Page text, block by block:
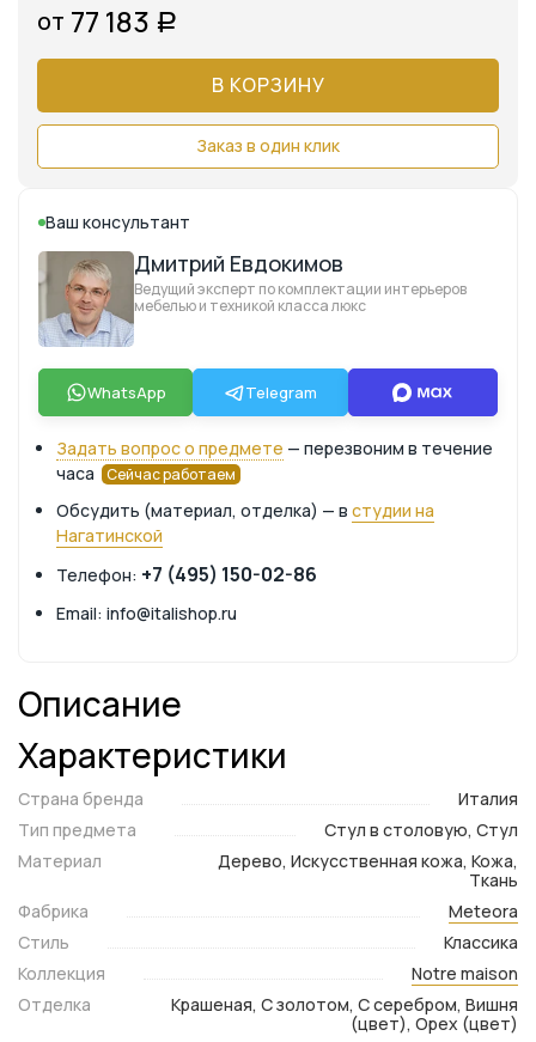
от 77 183 Р
В КОРЗИНУ
Заказ в один клик
Ваш консультант
Дмитрий Евдокимов
Ведущий эксперт по комплектации интерьеров
мебелью и техникой класса люкс
WhatsApp Telegram
Задать вопрос о предмете — перезвоним в течение
часа
Сейчас работаем
Обсудить (материал, отделка) — в студии на
Нагатинской
Телефон: +7 (495) 150-02-86
Email: info@italishop.ru
Описание
Характеристики
Страна бренда
Италия
Тип предмета
Стул в столовую, Стул
Материал
Дерево, Искусственная кожа, Кожа,
Ткань
Фабрика
Meteora
Стиль
Классика
Коллекция
Notre maison
Отделка
Крашеная, С золотом, С серебром, Вишня
(цвет), Орех (цвет)